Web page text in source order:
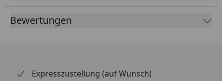
sich uneingeschränkt bewegen können. Die Kapuze
schützt Ihren Kopf vor Kälte und kann bei Bedarf
Bewertungen
Expresszustellung (auf Wunsch)